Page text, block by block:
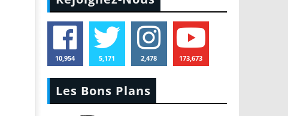
10,954 5,171 2,478 173,673
Les Bons Plans